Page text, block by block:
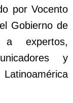
por Vocento
Gobierno de
a expertos,
y